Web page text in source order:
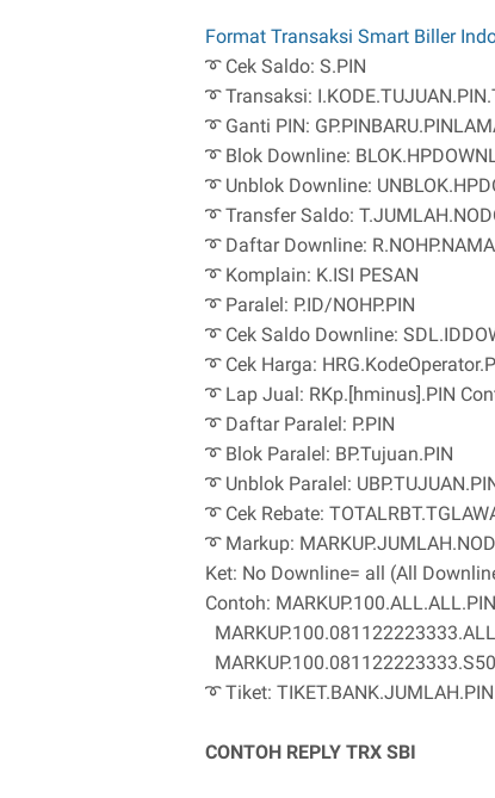
Format Transaksi Smart Biller
➰ Cek Saldo: S.PIN
➰ Transaksi:
➰ Ganti PIN:
➰ Blok Downline:
➰ Unblok Downline:
➰ Transfer Saldo:
➰ Daftar Downline:
➰ Komplain: K.ISI PESAN
➰ Paralel: P.ID/NOHP.PIN
➰ Cek Saldo Downline:
➰ Cek Harga:
➰ Lap Jual: RKp.[hminus].PIN
➰ Daftar Paralel: P.PIN
➰ Blok Paralel: BP.Tujuan.PIN
➰ Unblok Paralel:
➰ Cek Rebate:
➰ Markup:
Ket: No Downline= all (All
Contoh:
➰ Tiket:
CONTOH REPLY TRX SBI